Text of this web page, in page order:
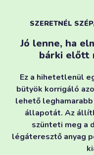
SZERETNÉL
Jó lenne, ha
bárki előtt
Ez a hihetetlenül
bütyök korrigáló
lehető
állapotát. Az
szünteti meg a
légáteresztő anyag